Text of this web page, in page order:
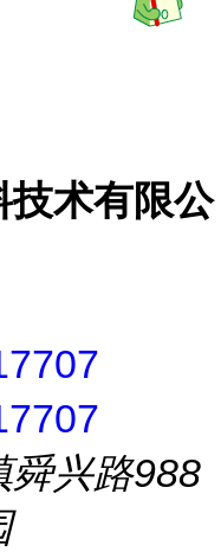
技术有限公
舜兴路988